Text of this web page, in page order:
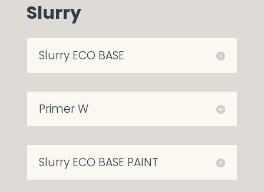
Slurry
Slurry ECO BASE
Primer W
Slurry ECO BASE PAINT